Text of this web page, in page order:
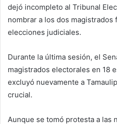
dejó incompleto al Tribunal
nombrar a los dos magistrados
elecciones judiciales.
Durante la última sesión, el
magistrados electorales en 18
excluyó nuevamente a
crucial.
Aunque se tomó protesta a las